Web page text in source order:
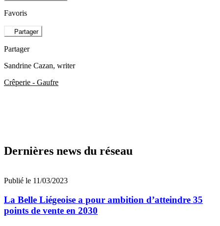
Favoris
Partager
Partager
Sandrine Cazan, writer
Crêperie - Gaufre
Dernières news du réseau
Publié le 11/03/2023
La Belle Liégeoise a pour ambition d’atteindre 35
points de vente en 2030